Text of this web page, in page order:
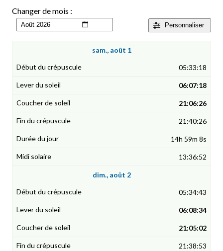
Personnaliser
Changer de mois :
sam., août 1
05:33:18
06:07:18
21:06:26
21:40:26
14h 59m 8s
13:36:52
dim., août 2
05:34:43
06:08:34
21:05:02
21:38:53